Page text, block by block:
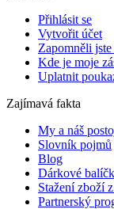
Přihlásit se
Vytvořit účet
Zapomněli jste
Kde je moje
Uplatnit
Zajímavá fakta
My a náš
Slovník pojmů
Blog
Dárkové
Stažení zboží
Partnerský